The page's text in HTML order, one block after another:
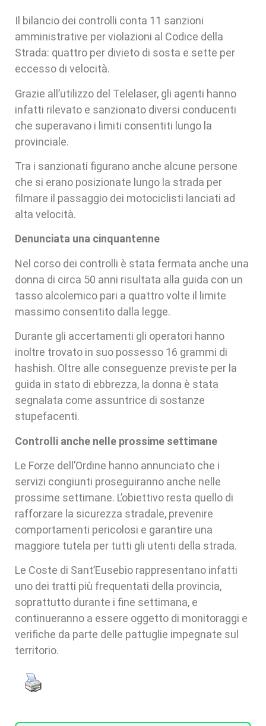
Il bilancio dei controlli conta 11 sanzioni
amministrative per violazioni al Codice della
Strada: quattro per divieto di sosta e sette per
eccesso di velocità.
Grazie all’utilizzo del Telelaser, gli agenti hanno
infatti rilevato e sanzionato diversi conducenti
che superavano i limiti consentiti lungo la
provinciale.
Tra i sanzionati figurano anche alcune persone
che si erano posizionate lungo la strada per
filmare il passaggio dei motociclisti lanciati ad
alta velocità.
Denunciata una cinquantenne
Nel corso dei controlli è stata fermata anche una
donna di circa 50 anni risultata alla guida con un
tasso alcolemico pari a quattro volte il limite
massimo consentito dalla legge.
Durante gli accertamenti gli operatori hanno
inoltre trovato in suo possesso 16 grammi di
hashish. Oltre alle conseguenze previste per la
guida in stato di ebbrezza, la donna è stata
segnalata come assuntrice di sostanze
stupefacenti.
Controlli anche nelle prossime settimane
Le Forze dell’Ordine hanno annunciato che i
servizi congiunti proseguiranno anche nelle
prossime settimane. L’obiettivo resta quello di
rafforzare la sicurezza stradale, prevenire
comportamenti pericolosi e garantire una
maggiore tutela per tutti gli utenti della strada.
Le Coste di Sant’Eusebio rappresentano infatti
uno dei tratti più frequentati della provincia,
soprattutto durante i fine settimana, e
continueranno a essere oggetto di monitoraggi e
verifiche da parte delle pattuglie impegnate sul
territorio.